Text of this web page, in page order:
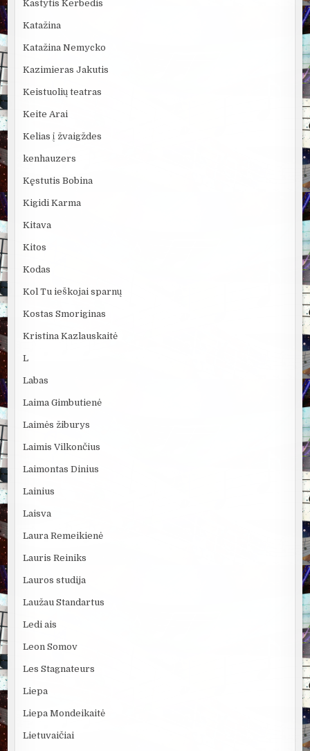
Kastytis Kerbedis
Katažina
Katažina Nemycko
Kazimieras Jakutis
Keistuolių teatras
Keite Arai
Kelias į žvaigždes
kenhauzers
Kęstutis Bobina
Kigidi Karma
Kitava
Kitos
Kodas
Kol Tu ieškojai sparnų
Kostas Smoriginas
Kristina Kazlauskaitė
L
Labas
Laima Gimbutienė
Laimės žiburys
Laimis Vilkončius
Laimontas Dinius
Lainius
Laisva
Laura Remeikienė
Lauris Reiniks
Lauros studija
Laužau Standartus
Ledi ais
Leon Somov
Les Stagnateurs
Liepa
Liepa Mondeikaitė
Lietuvaičiai